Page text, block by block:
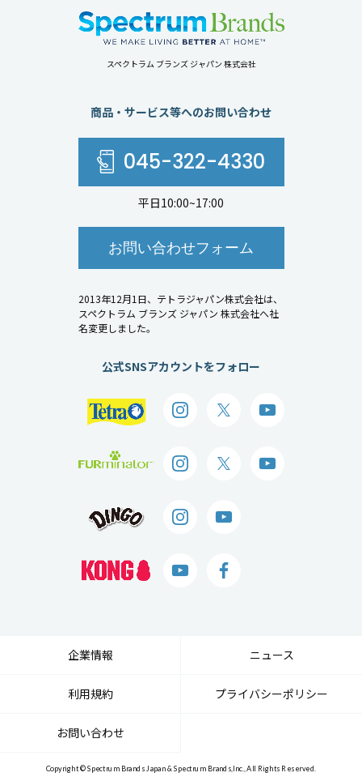
スペクトラム ブランズ ジャパン 株式会社
商品・サービス等へのお問い合わせ
045-322-4330
平日10:00~17:00
お問い合わせフォーム
2013年12月1日、テトラジャパン株式会社は、
スペクトラム ブランズ ジャパン 株式会社へ社
名変更しました。
公式SNSアカウントをフォロー
企業情報 ニュース
利用規約 プライバシーポリシー
お問い合わせ
Copyright © Spectrum Brands Japan & Spectrum Brands,Inc., All Rights Reserved.